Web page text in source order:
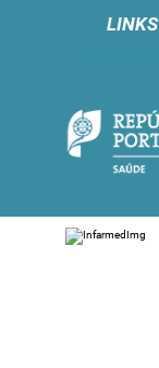
LINKS